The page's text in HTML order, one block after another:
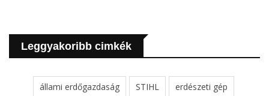
Leggyakoribb cimkék
állami erdőgazdaság STIHL erdészeti gép